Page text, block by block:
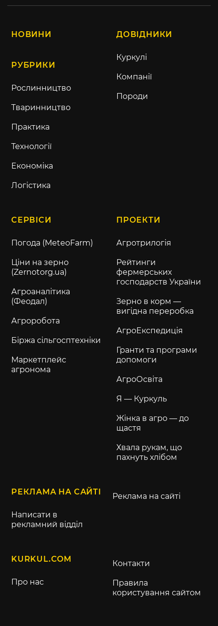
НОВИНИ
РУБРИКИ
Рослинництво
Тваринництво
Практика
Технології
Економіка
Логістика
ДОВІДНИКИ
Куркулі
Компанії
Породи
СЕРВІСИ
Погода (MeteoFarm)
Ціни на зерно
(Zernotorg.ua)
Агроаналітика
(Феодал)
Агроробота
Біржа сільгосптехніки
Маркетплейс
агронома
ПРОЕКТИ
Агротрилогія
Рейтинги
фермерських
господарств України
Зерно в корм —
вигідна переробка
АгроЕкспедиція
Гранти та програми
допомоги
АгроОсвіта
Я — Куркуль
Жінка в агро — до
щастя
Хвала рукам, що
пахнуть хлібом
РЕКЛАМА НА САЙТІ
Написати в
рекламний відділ
Реклама на сайті
KURKUL.COM
Про нас
Контакти
Правила
користування сайтом